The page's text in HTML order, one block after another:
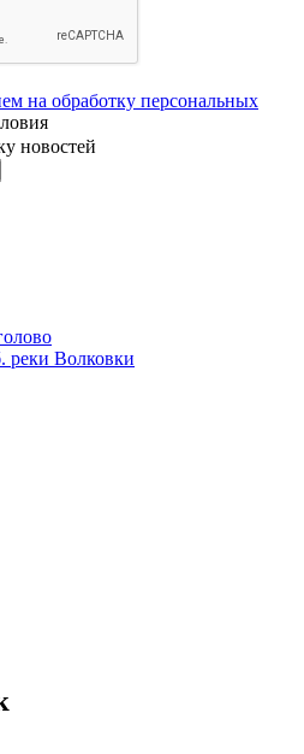
на обработку персональных
новостей
реки Волковки